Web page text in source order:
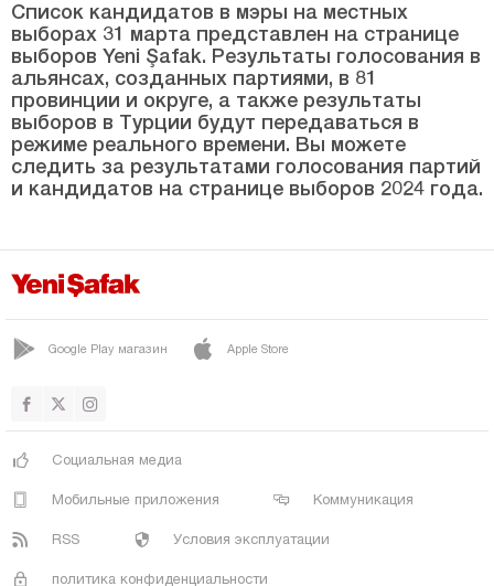
КОРГАН
КУМРУ
МЕСУДИЕ
ПЕРШЕМБЕ
УЛУБЕЙ
Османие
Ризе
Шанлыурфа
Список кандидатов в мэры на местных
выборах 31 марта представлен на странице
выборов Yeni Şafak. Результаты голосования в
альянсах, созданных партиями, в 81
провинции и округе, а также результаты
выборов в Турции будут передаваться в
режиме реального времени. Вы можете
следить за результатами голосования партий
и кандидатов на странице выборов 2024 года.
Google Play магазин Apple Store
Социальная медиа
Мобильные приложения Коммуникация
RSS Условия эксплуатации
политика конфиденциальности